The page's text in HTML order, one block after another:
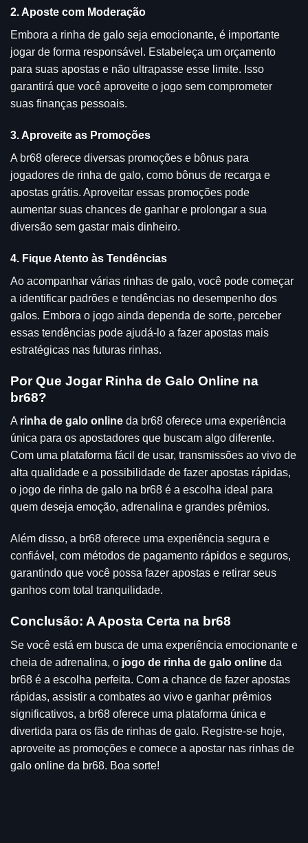
2. Aposte com Moderação
Embora a rinha de galo seja emocionante, é importante
jogar de forma responsável. Estabeleça um orçamento
para suas apostas e não ultrapasse esse limite. Isso
garantirá que você aproveite o jogo sem comprometer
suas finanças pessoais.
3. Aproveite as Promoções
A br68 oferece diversas promoções e bônus para
jogadores de rinha de galo, como bônus de recarga e
apostas grátis. Aproveitar essas promoções pode
aumentar suas chances de ganhar e prolongar a sua
diversão sem gastar mais dinheiro.
4. Fique Atento às Tendências
Ao acompanhar várias rinhas de galo, você pode começar
a identificar padrões e tendências no desempenho dos
galos. Embora o jogo ainda dependa de sorte, perceber
essas tendências pode ajudá-lo a fazer apostas mais
estratégicas nas futuras rinhas.
Por Que Jogar Rinha de Galo Online na
br68?
A rinha de galo online da br68 oferece uma experiência
única para os apostadores que buscam algo diferente.
Com uma plataforma fácil de usar, transmissões ao vivo de
alta qualidade e a possibilidade de fazer apostas rápidas,
o jogo de rinha de galo na br68 é a escolha ideal para
quem deseja emoção, adrenalina e grandes prêmios.
Além disso, a br68 oferece uma experiência segura e
confiável, com métodos de pagamento rápidos e seguros,
garantindo que você possa fazer apostas e retirar seus
ganhos com total tranquilidade.
Conclusão: A Aposta Certa na br68
Se você está em busca de uma experiência emocionante e
cheia de adrenalina, o jogo de rinha de galo online da
br68 é a escolha perfeita. Com a chance de fazer apostas
rápidas, assistir a combates ao vivo e ganhar prêmios
significativos, a br68 oferece uma plataforma única e
divertida para os fãs de rinhas de galo. Registre-se hoje,
aproveite as promoções e comece a apostar nas rinhas de
galo online da br68. Boa sorte!